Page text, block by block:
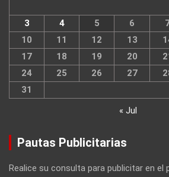
3
4 5 6
10
11 12 13
17
18 19 20
24
25 26 27
31
« Jul
Pautas Publicitarias
Realice su consulta para publicitar en